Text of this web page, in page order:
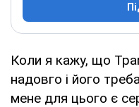
Коли я кажу, що
надовго і його
мене для цього є